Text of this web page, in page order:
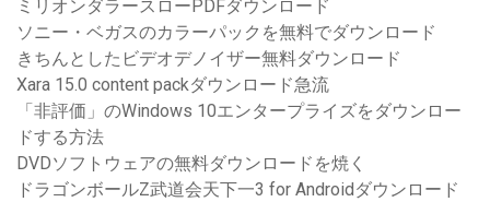
ミリオンダラースローPDFダウンロード
ソニー・ベガスのカラーパックを無料でダウンロード
きちんとしたビデオデノイザー無料ダウンロード
Xara 15.0 content packダウンロード急流
「非評価」のWindows 10エンタープライズをダウンロー
ドする方法
DVDソフトウェアの無料ダウンロードを焼く
ドラゴンボールZ武道会天下一3 for Androidダウンロード